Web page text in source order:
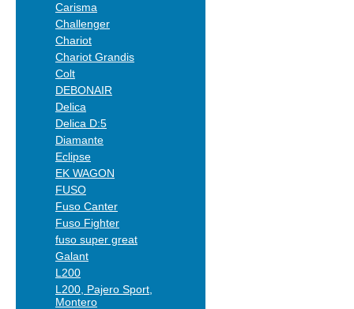
Carisma
Challenger
Chariot
Chariot Grandis
Colt
DEBONAIR
Delica
Delica D:5
Diamante
Eclipse
EK WAGON
FUSO
Fuso Canter
Fuso Fighter
fuso super great
Galant
L200
L200, Pajero Sport,
Montero